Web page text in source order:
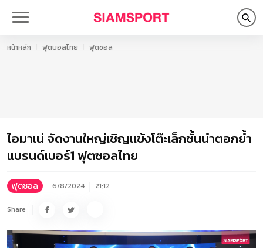
หน้าหลัก ฟุตบอลไทย ฟุตซอล
ไอมาเน่ จัดงานใหญ่เชิญแข้งโต๊ะเล็กชั้นนำตอกย้ำ
แบรนด์เบอร์1 ฟุตซอลไทย
ฟุตซอล 6/8/2024 21:12
Share